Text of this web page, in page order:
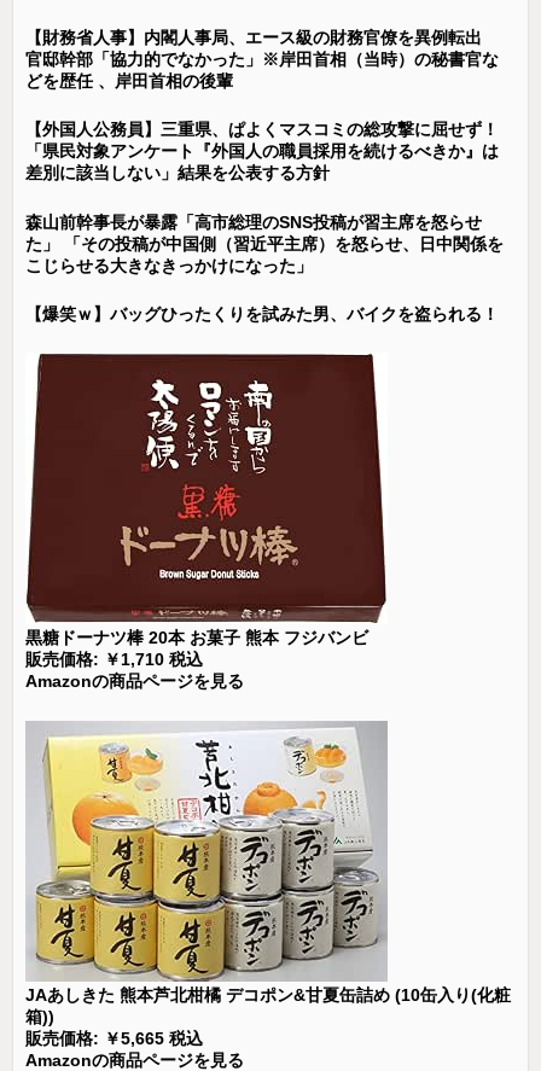
【財務省人事】内閣人事局、エース級の財務官僚を異例転出
官邸幹部「協力的でなかった」※岸田首相（当時）の秘書官な
どを歴任 、岸田首相の後輩
【外国人公務員】三重県、ぱよくマスコミの総攻撃に屈せず！
「県民対象アンケート『外国人の職員採用を続けるべきか』は
差別に該当しない」結果を公表する方針
森山前幹事長が暴露「高市総理のSNS投稿が習主席を怒らせ
た」 「その投稿が中国側（習近平主席）を怒らせ、日中関係を
こじらせる大きなきっかけになった」
【爆笑ｗ】バッグひったくりを試みた男、バイクを盗られる！
黒糖ドーナツ棒 20本 お菓子 熊本 フジバンビ
販売価格: ￥1,710 税込
Amazonの商品ページを見る
JAあしきた 熊本芦北柑橘 デコポン&甘夏缶詰め (10缶入り(化粧
箱))
販売価格: ￥5,665 税込
Amazonの商品ページを見る